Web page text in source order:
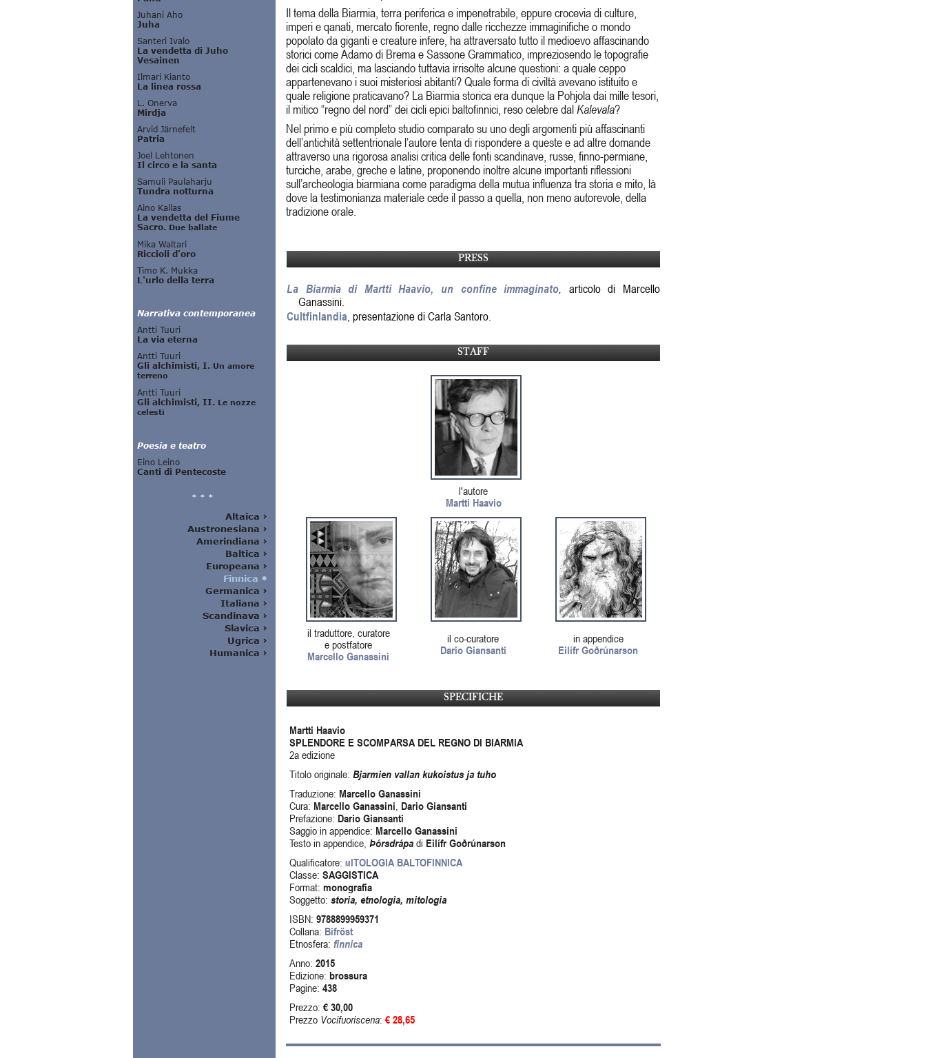
Il tema della Biarmia, terra periferica e impenetrabile, eppure crocevia di culture,
imperi e qanati, mercato fiorente, regno dalle ricchezze immaginifiche o mondo
popolato da giganti e creature infere, ha attraversato tutto il medioevo affascinando
storici come Adamo di Brema e Sassone Grammatico, impreziosendo le topografie
dei cicli scaldici, ma lasciando tuttavia irrisolte alcune questioni: a quale ceppo
appartenevano i suoi misteriosi abitanti? Quale forma di civiltà avevano istituito e
quale religione praticavano? La Biarmia storica era dunque la Pohjola dai mille tesori,
il mitico “regno del nord” dei cicli epici baltofinnici, reso celebre dal Kalevala?
Nel primo e più completo studio comparato su uno degli argomenti più affascinanti
dell’antichità settentrionale l’autore tenta di rispondere a queste e ad altre domande
attraverso una rigorosa analisi critica delle fonti scandinave, russe, finno-permiane,
turciche, arabe, greche e latine, proponendo inoltre alcune importanti riflessioni
sull’archeologia biarmiana come paradigma della mutua influenza tra storia e mito, là
dove la testimonianza materiale cede il passo a quella, non meno autorevole, della
tradizione orale.
PRESS
La Biarmia di Martti Haavio, un confine immaginato, articolo di Marcello
Ganassini.
Cultfinlandia, presentazione di Carla Santoro.
STAFF
l'autore
Martti Haavio
il traduttore, curatore
e postfatore
Marcello Ganassini
il co-curatore
Dario Giansanti
in appendice
Eilífr Goðrúnarson
SPECIFICHE
Martti Haavio
SPLENDORE E SCOMPARSA DEL REGNO DI BIARMIA
2a edizione
Titolo originale: Bjarmien vallan kukoistus ja tuho
Traduzione: Marcello Ganassini
Cura: Marcello Ganassini, Dario Giansanti
Prefazione: Dario Giansanti
Saggio in appendice: Marcello Ganassini
Testo in appendice, Þórsdrápa di Eilífr Goðrúnarson
Qualificatore: mITOLOGIA BALTOFINNICA
Classe: SAGGISTICA
Format: monografia
Soggetto: storia, etnologia, mitologia
ISBN: 9788899959371
Collana: Bifröst
Etnosfera: finnica
Anno: 2015
Edizione: brossura
Pagine: 438
Prezzo:€ 30,00
Prezzo Vocifuoriscena:€ 28,65